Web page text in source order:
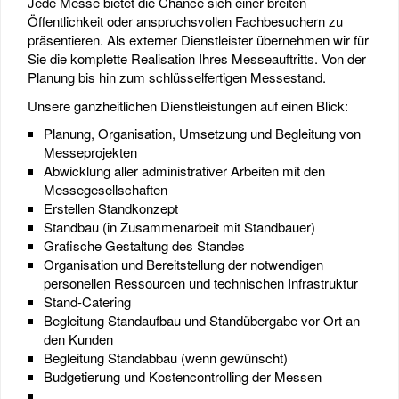
Öffentlichkeit oder anspruchsvollen Fachbesuchern zu
präsentieren. Als externer Dienstleister übernehmen wir für
Sie die komplette Realisation Ihres Messeauftritts. Von der
Planung bis hin zum schlüsselfertigen Messestand.
Unsere ganzheitlichen Dienstleistungen auf einen Blick:
Planung, Organisation, Umsetzung und Begleitung von
Messeprojekten
Abwicklung aller administrativer Arbeiten mit den
Messegesellschaften
Erstellen Standkonzept
Standbau (in Zusammenarbeit mit Standbauer)
Grafische Gestaltung des Standes
Organisation und Bereitstellung der notwendigen
personellen Ressourcen und technischen Infrastruktur
Stand-Catering
Begleitung Standaufbau und Standübergabe vor Ort an
den Kunden
Begleitung Standabbau (wenn gewünscht)
Budgetierung und Kostencontrolling der Messen